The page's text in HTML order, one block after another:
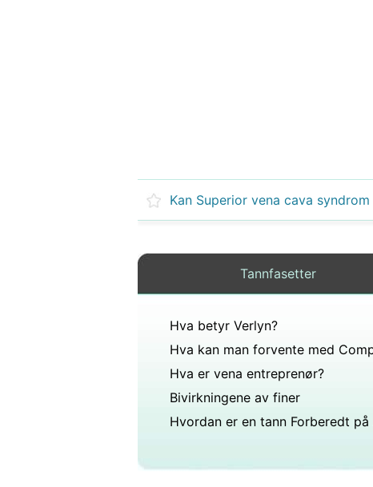
Tannfasetter
Hva betyr Verlyn?
Hva er vena entreprenør?
Bivirkningene av finer